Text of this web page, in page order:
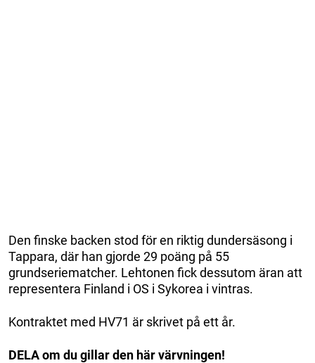
Den finske backen stod för en riktig dundersäsong i
Tappara, där han gjorde 29 poäng på 55
grundseriematcher. Lehtonen fick dessutom äran att
representera Finland i OS i Sykorea i vintras.
Kontraktet med HV71 är skrivet på ett år.
DELA om du gillar den här värvningen!